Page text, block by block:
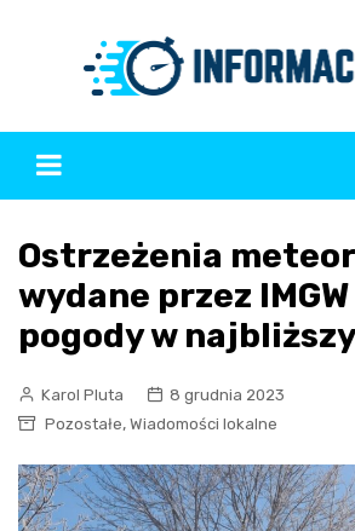
Ostrzeżenia
wydane przez
pogody w
Karol Pluta
8 grudnia 2023
Pozostałe, Wiadomości lokalne